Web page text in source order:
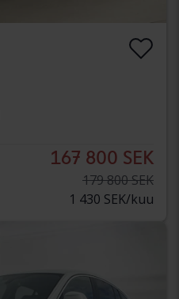
167 800 SEK
179 800 SEK
1 430 SEK/kuu